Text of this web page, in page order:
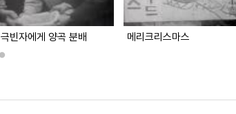
극빈자에게 양곡 분배 메리크리스마스